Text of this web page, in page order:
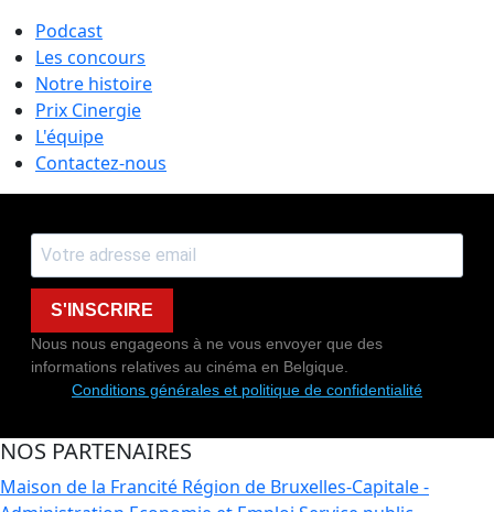
Podcast
Les concours
Notre histoire
Prix Cinergie
L'équipe
Contactez-nous
S'INSCRIRE
Nous nous engageons à ne vous envoyer que des
informations relatives au cinéma en Belgique.
Conditions générales et politique de confidentialité
NOS PARTENAIRES
Maison de la Francité Région de Bruxelles-Capitale -